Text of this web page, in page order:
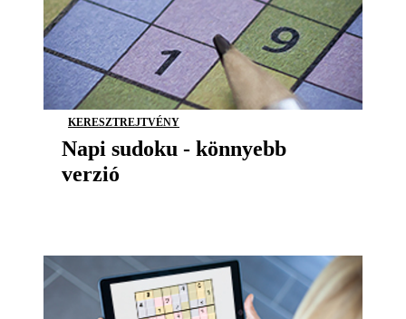
KERESZTREJTVÉNY
Napi sudoku - könnyebb
verzió